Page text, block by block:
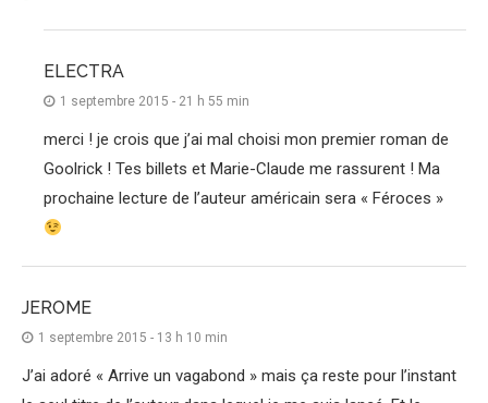
ELECTRA
1 septembre 2015 - 21 h 55 min
merci ! je crois que j’ai mal choisi mon premier roman de
Goolrick ! Tes billets et Marie-Claude me rassurent ! Ma
prochaine lecture de l’auteur américain sera « Féroces »
JEROME
1 septembre 2015 - 13 h 10 min
J’ai adoré « Arrive un vagabond » mais ça reste pour l’instant